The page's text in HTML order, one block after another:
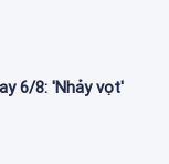
6/8: 'Nhảy vọt'